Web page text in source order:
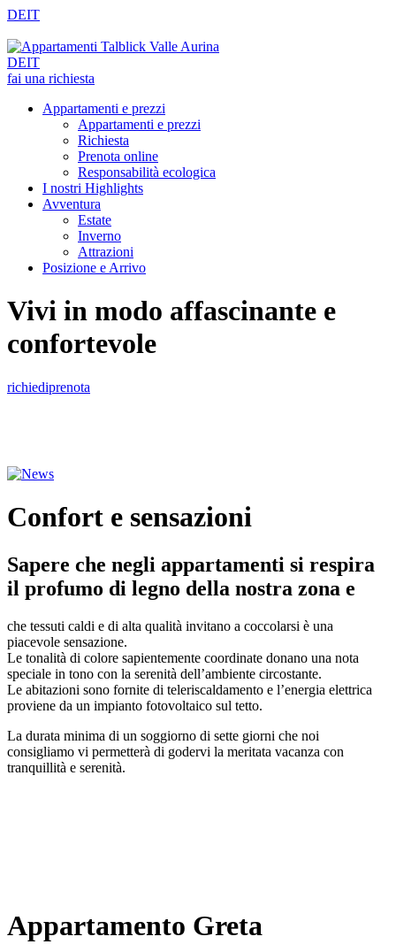
DEIT
DEIT
fai una richiesta
Appartamenti e prezzi
Appartamenti e prezzi
Richiesta
Prenota online
Responsabilità ecologica
I nostri Highlights
Avventura
Estate
Inverno
Attrazioni
Posizione e Arrivo
Vivi in modo affascinante e
confortevole
richiediprenota
Confort e sensazioni
Sapere che negli appartamenti si respira
il profumo di legno della nostra zona e
che tessuti caldi e di alta qualità invitano a coccolarsi è una
piacevole sensazione.
Le tonalità di colore sapientemente coordinate donano una nota
speciale in tono con la serenità dell’ambiente circostante.
Le abitazioni sono fornite di teleriscaldamento e l’energia elettrica
proviene da un impianto fotovoltaico sul tetto.
La durata minima di un soggiorno di sette giorni che noi
consigliamo vi permetterà di godervi la meritata vacanza con
tranquillità e serenità.
Appartamento Greta